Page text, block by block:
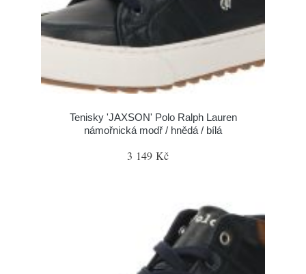
Tenisky 'JAXSON' Polo Ralph Lauren
námořnická modř / hnědá / bílá
3 149 Kč